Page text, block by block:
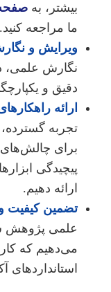
بیشتر، به صفحه
ما مراجعه کنید.
ویرایش و نگارش
نگارش علمی،
دقیق و یکپارچگی
ارائه راهکارهای
تجربه گسترده،
برای چالش‌های
پیچیدگی ابزارها
ارائه دهیم.
تضمین کیفیت و
علمی پژوهش شما
می‌دهیم که کار
استانداردهای